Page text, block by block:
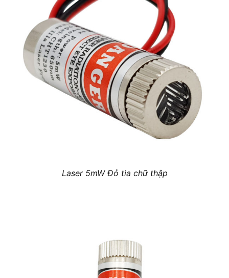
Laser 5mW Đỏ tia chữ thập